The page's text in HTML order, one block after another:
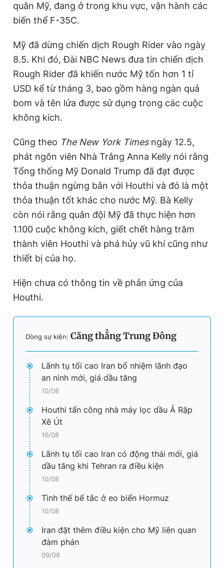
e
quân Mỹ, đang ở trong khu vực, vận hành các
biến thể F-35C.
Mỹ đã dừng chiến dịch Rough Rider vào ngày
8.5. Khi đó, Đài NBC News đưa tin chiến dịch
Rough Rider đã khiến nước Mỹ tốn hơn 1 tỉ
USD kể từ tháng 3, bao gồm hàng ngàn quả
bom và tên lửa được sử dụng trong các cuộc
không kích.
Cũng theo The New York Timesngày 12.5,
phát ngôn viên Nhà Trắng Anna Kelly nói rằng
Tổng thống Mỹ Donald Trump đã đạt được
thỏa thuận ngừng bắn với Houthi và đó là một
thỏa thuận tốt khác cho nước Mỹ. Bà Kelly
còn nói rằng quân đội Mỹ đã thực hiện hơn
1.100 cuộc không kích, giết chết hàng trăm
thành viên Houthi và phá hủy vũ khí cũng như
thiết bị của họ.
Hiện chưa có thông tin về phản ứng của
Houthi.
Dòng sự kiện: Căng thẳng Trung Đông
Lãnh tụ tối cao Iran bổ nhiệm lãnh đạo
an ninh mới, giá dầu tăng
10/08
Houthi tấn công nhà máy lọc dầu Ả Rập
Xê Út
10/08
Lãnh tụ tối cao Iran có động thái mới, giá
dầu tăng khi Tehran ra điều kiện
10/08
Tình thế bế tắc ở eo biển Hormuz
10/08
Iran đặt thêm điều kiện cho Mỹ liên quan
đàm phán
09/08